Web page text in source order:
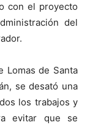
con el proyecto
del
Lomas de Santa
se desató una
los trabajos y
evitar que se